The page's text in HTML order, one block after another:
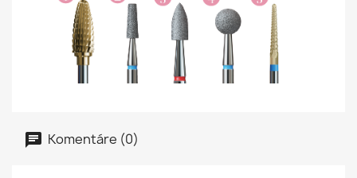
Komentáre (0)